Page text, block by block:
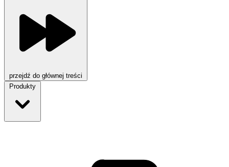
przejdź do głównej treści
Produkty